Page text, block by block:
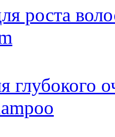
роста
глубокого